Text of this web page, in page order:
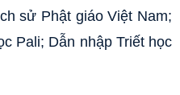
sử Phật giáo Việt Nam;
Pali; Dẫn nhập Triết học